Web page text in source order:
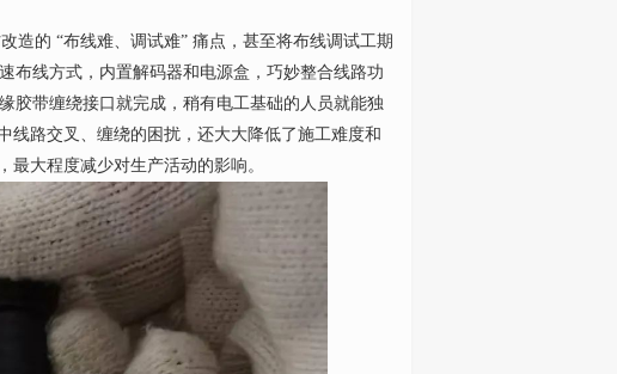
的 “布线难、调试难” 痛点，甚至将布线调试工期
布线方式，内置解码器和电源盒，巧妙整合线路功
胶带缠绕接口就完成，稍有电工基础的人员就能独
线路交叉、缠绕的困扰，还大大降低了施工难度和
大程度减少对生产活动的影响。